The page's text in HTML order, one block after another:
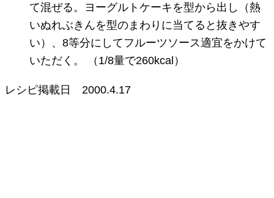
て混ぜる。ヨーグルトケーキを型から出し（熱
いぬれぶきんを型のまわりに当てると抜きやす
い）、8等分にしてフルーツソース適宜をかけて
いただく。 （1/8量で260kcal）
レシピ掲載日 2000.4.17